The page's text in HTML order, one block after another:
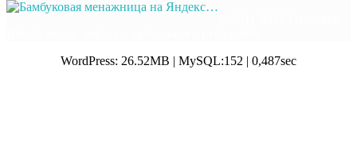
WordPress: 26.52MB | MySQL:152 | 0,487sec